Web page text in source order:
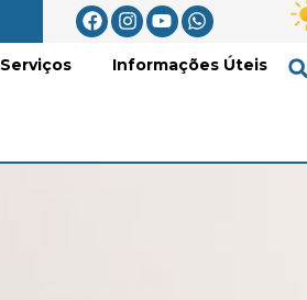
Serviços Informações Úteis